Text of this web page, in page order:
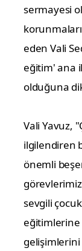
sermayesi
eden Vali
eğitim' ana
olduğuna
Vali Yavuz,
ilgilendiren
önemli
sevgili
gelişimlerini